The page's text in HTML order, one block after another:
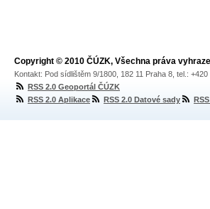
Copyright © 2010 ČÚZK, Všechna práva
Kontakt: Pod sídlištěm 9/1800, 182 11 Praha 8, tel.:
RSS 2.0 Geoportál ČÚZK
RSS 2.0 Aplikace
RSS 2.0 Datové sady